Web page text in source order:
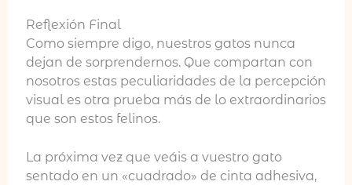
Reflexión Final
Como siempre digo, nuestros gatos nunca
dejan de sorprendernos. Que compartan con
nosotros estas peculiaridades de la percepción
visual es otra prueba más de lo extraordinarios
que son estos felinos.
La próxima vez que veáis a vuestro gato
sentado en un «cuadrado» de cinta adhesiva,